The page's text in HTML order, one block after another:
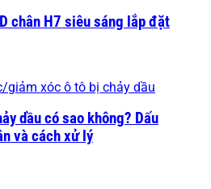
chân H7 siêu sáng lắp đặt
dầu có sao không? Dấu
và cách xử lý